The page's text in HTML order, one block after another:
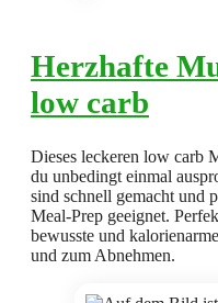
Herzhafte
low carb
Dieses leckeren low carb
du unbedingt einmal
sind schnell gemacht und
Meal-Prep geeignet.
bewusste und
und zum Abnehmen.